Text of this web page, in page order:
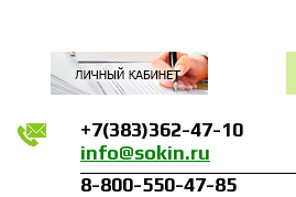
+7(383)362-47-10
info@sokin.ru
8-800-550-47-85